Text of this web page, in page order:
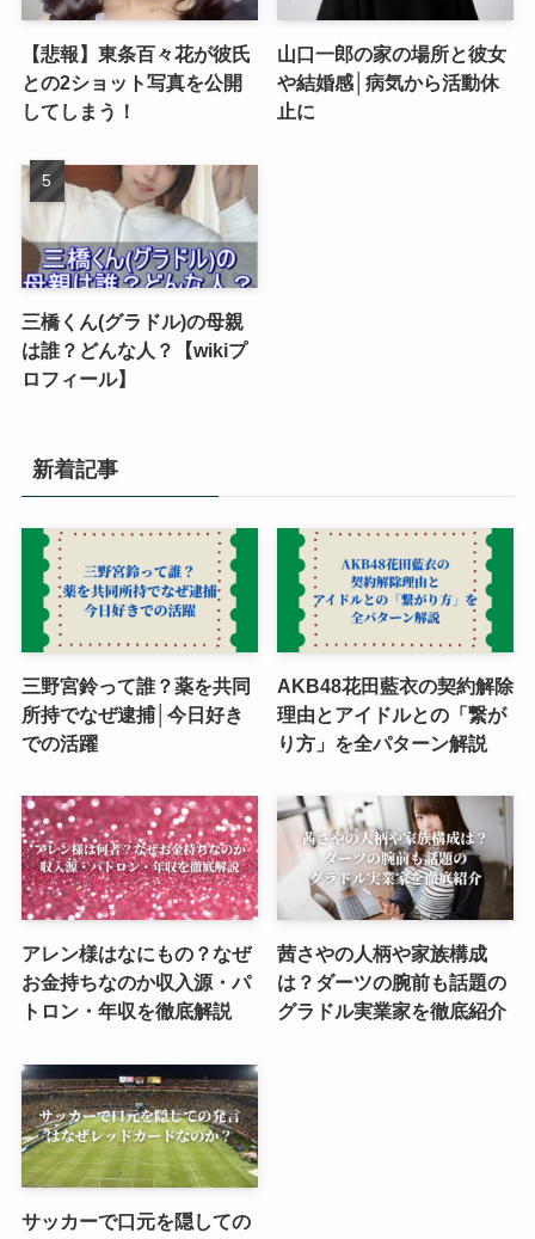
【悲報】東条百々花が彼氏
との2ショット写真を公開
してしまう！
山口一郎の家の場所と彼女
や結婚感│病気から活動休
止に
三橋くん(グラドル)の母親
は誰？どんな人？【wikiプ
ロフィール】
新着記事
三野宮鈴って誰？薬を共同
所持でなぜ逮捕│今日好き
での活躍
AKB48花田藍衣の契約解除
理由とアイドルとの「繋が
り方」を全パターン解説
アレン様はなにもの？なぜ
お金持ちなのか収入源・パ
トロン・年収を徹底解説
茜さやの人柄や家族構成
は？ダーツの腕前も話題の
グラドル実業家を徹底紹介
サッカーで口元を隠しての